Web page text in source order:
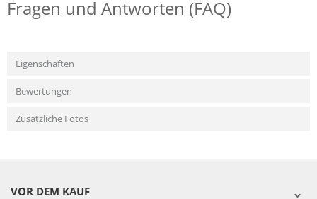
Fragen und Antworten (FAQ)
Eigenschaften
Bewertungen
Zusätzliche Fotos
VOR DEM KAUF